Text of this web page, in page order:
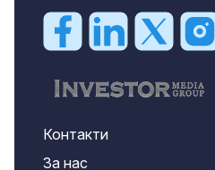
Контакти
За нас